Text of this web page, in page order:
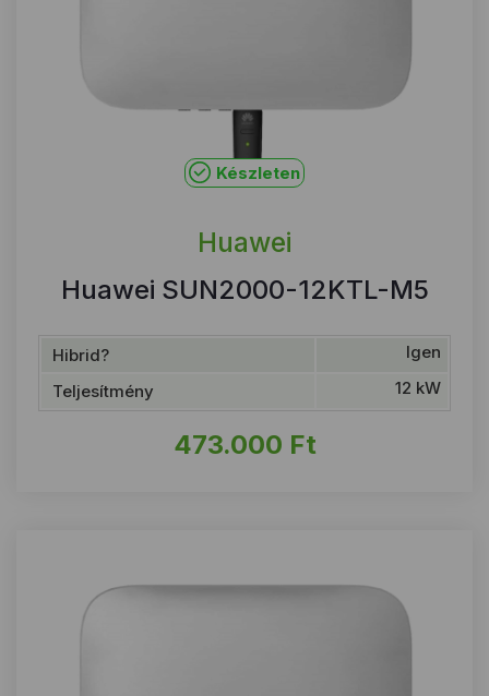
Készleten
Huawei
Huawei SUN2000-12KTL-M5
Hibrid?
Igen
Teljesítmény
12 kW
473.000 Ft